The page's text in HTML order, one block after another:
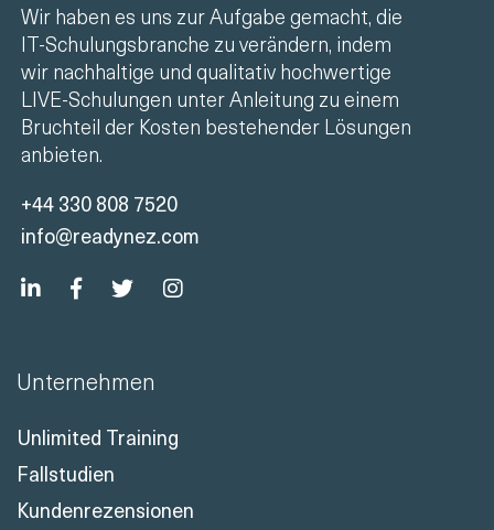
Wir haben es uns zur Aufgabe gemacht, die
IT-Schulungsbranche zu verändern, indem
wir nachhaltige und qualitativ hochwertige
LIVE-Schulungen unter Anleitung zu einem
Bruchteil der Kosten bestehender Lösungen
anbieten.
+44 330 808 7520
info@readynez.com
Unternehmen
Unlimited Training
Fallstudien
Kundenrezensionen